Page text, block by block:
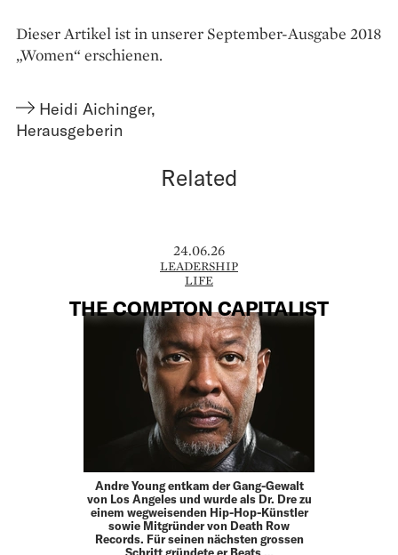
Dieser Artikel ist in unserer September-Ausgabe 2018
„Women“ erschienen.
Heidi Aichinger,
Herausgeberin
Related
24.06.26
LEADERSHIP
LIFE
THE COMPTON CAPITALIST
Andre Young entkam der Gang-Gewalt
von Los Angeles und wurde als Dr. Dre zu
einem wegweisenden Hip-Hop-­Künstler
sowie Mitgründer von Death Row
Records. Für seinen ­nächsten grossen
Schritt gründete er Beats …